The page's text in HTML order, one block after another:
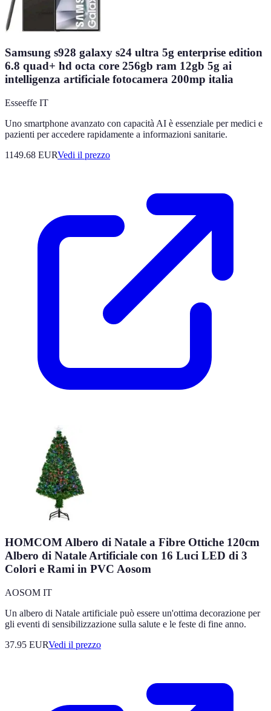
Samsung s928 galaxy s24 ultra 5g enterprise edition
6.8 quad+ hd octa core 256gb ram 12gb 5g ai
intelligenza artificiale fotocamera 200mp italia
Esseeffe IT
Uno smartphone avanzato con capacità AI è essenziale per medici e
pazienti per accedere rapidamente a informazioni sanitarie.
1149.68 EURVedi il prezzo
HOMCOM Albero di Natale a Fibre Ottiche 120cm
Albero di Natale Artificiale con 16 Luci LED di 3
Colori e Rami in PVC Aosom
AOSOM IT
Un albero di Natale artificiale può essere un'ottima decorazione per
gli eventi di sensibilizzazione sulla salute e le feste di fine anno.
37.95 EURVedi il prezzo